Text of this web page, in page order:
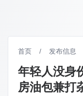
首页 / 发布信息
年轻人没身
房油包兼打